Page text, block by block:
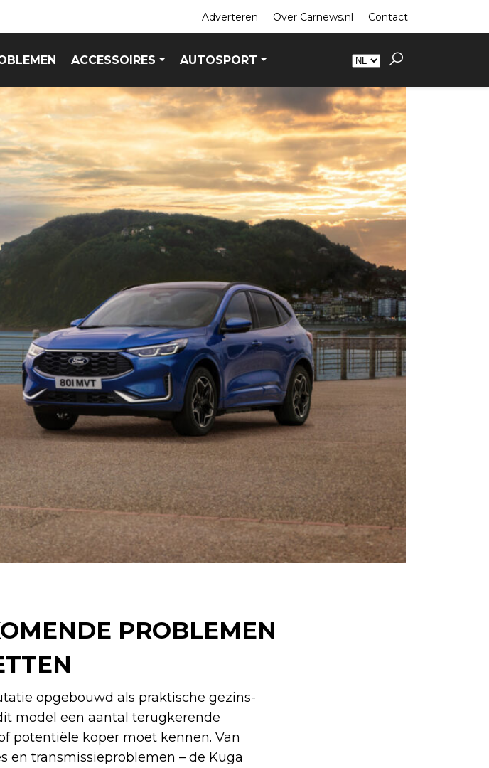
Adverteren Over Carnews.nl Contact
ACCESSOIRES AUTOSPORT
PROBLEMEN
opgebouwd als praktische gezins-
model een aantal terugkerende
potentiële koper moet kennen. Van
en transmissieproblemen – de Kuga